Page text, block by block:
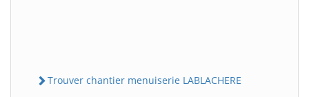
Trouver chantier menuiserie LABLACHERE